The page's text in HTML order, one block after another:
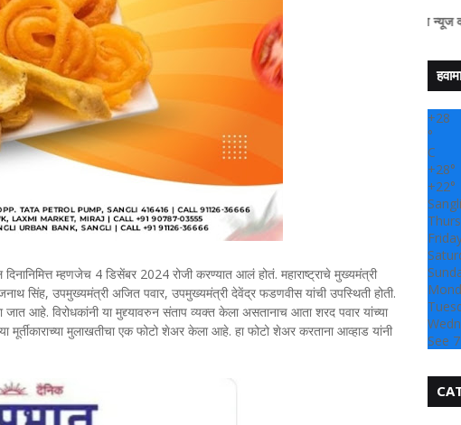
म्हणजेच 4 डिसेंबर 2024 रोजी करण्यात आलं होतं. महाराष्ट्राचे मुख्यमंत्री
सिंह, उपमुख्यमंत्री अजित पवार, उपमुख्यमंत्री देवेंद्र फडणवीस यांची उपस्थिती होती.
आहे. विरोधकांनी या मुद्द्यावरुन संताप व्यक्त केला असतानाच आता शरद पवार यांच्या
मूर्तीकाराच्या मुलाखतीचा एक फोटो शेअर केला आहे. हा फोटो शेअर करताना आव्हाड यांनी
" सांगली दर्पण न्यूज वर आपल्या
+28
°
C
+28°
+22°
Sangli
See